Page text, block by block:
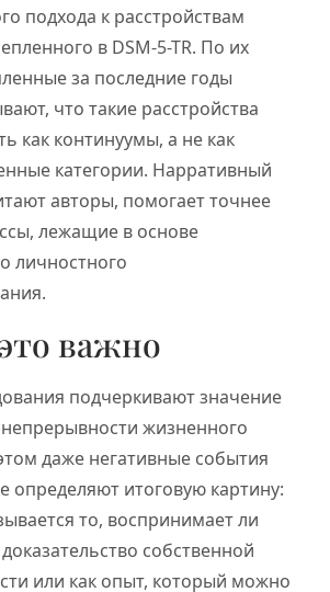
подхода к расстройствам
в DSM-5-TR. По их
за последние годы
что такие расстройства
как континуумы, а не как
категории. Нарративный
авторы, помогает точнее
лежащие в основе
личностного
важно
подчеркивают значение
жизненного
даже негативные события
определяют итоговую картину:
то, воспринимает ли
собственной
или как опыт, который можно